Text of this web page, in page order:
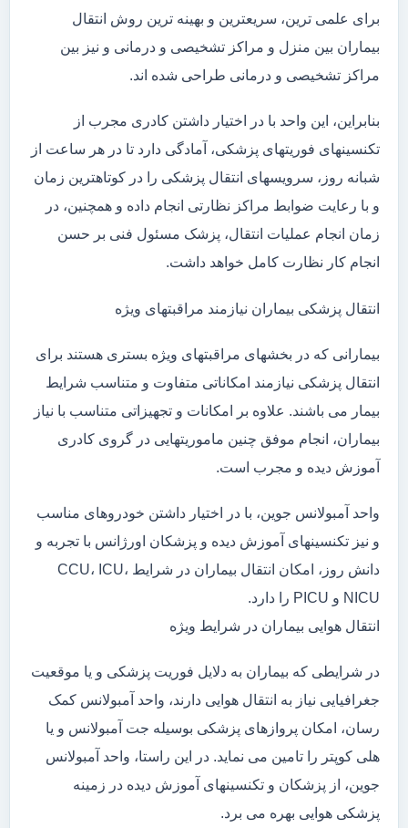
برای علمی ترین، سریعترین و بهینه ترین روش انتقال
بیماران بین منزل و مراکز تشخیصی و درمانی و نیز بین
مراکز تشخیصی و درمانی طراحی شده اند.
بنابراین، این واحد با در اختیار داشتن کادری مجرب از
تکنسینهای فوریتهای پزشکی، آمادگی دارد تا در هر ساعت از
شبانه روز، سرویسهای انتقال پزشکی را در کوتاهترین زمان
و با رعایت ضوابط مراکز نظارتی انجام داده و همچنین، در
زمان انجام عملیات انتقال، پزشک مسئول فنی بر حسن
انجام کار نظارت کامل خواهد داشت.
انتقال پزشکی بیماران نیازمند مراقبتهای ویژه
بیمارانی که در بخشهای مراقبتهای ویژه بستری هستند برای
انتقال پزشکی نیازمند امکاناتی متفاوت و متناسب شرایط
بیمار می باشند. علاوه بر امکانات و تجهیزاتی متناسب با نیاز
بیماران، انجام موفق چنین ماموریتهایی در گروی کادری
آموزش دیده و مجرب است.
واحد آمبولانس جوین، با در اختیار داشتن خودروهای مناسب
و نیز تکنسینهای آموزش دیده و پزشکان اورژانس با تجربه و
دانش روز، امکان انتقال بیماران در شرایط CCU، ICU،
NICU و PICU را دارد.
انتقال هوایی بیماران در شرایط ویژه
در شرایطی که بیماران به دلایل فوریت پزشکی و یا موقعیت
جغرافیایی نیاز به انتقال هوایی دارند، واحد آمبولانس کمک
رسان، امکان پروازهای پزشکی بوسیله جت آمبولانس و یا
هلی کوپتر را تامین می نماید. در این راستا، واحد آمبولانس
جوین، از پزشکان و تکنسینهای آموزش دیده در زمینه
پزشکی هوایی بهره می برد.